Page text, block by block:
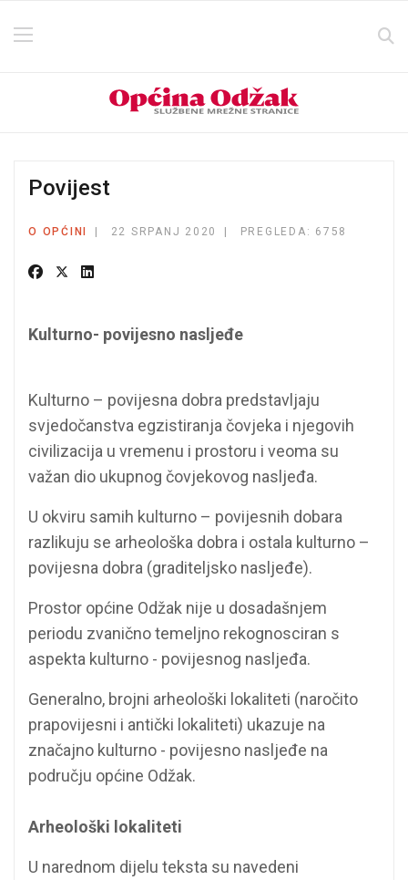
Povijest
O OPĆINI 22 SRPANJ 2020 PREGLEDA: 6758
Kulturno- povijesno nasljeđe
Kulturno – povijesna dobra predstavljaju
svjedočanstva egzistiranja čovjeka i njegovih
civilizacija u vremenu i prostoru i veoma su
važan dio ukupnog čovjekovog nasljeđa.
U okviru samih kulturno – povijesnih dobara
razlikuju se arheološka dobra i ostala kulturno –
povijesna dobra (graditeljsko nasljeđe).
Prostor općine Odžak nije u dosadašnjem
periodu zvanično temeljno rekognosciran s
aspekta kulturno - povijesnog nasljeđa.
Generalno, brojni arheološki lokaliteti (naročito
prapovijesni i antički lokaliteti) ukazuje na
značajno kulturno - povijesno nasljeđe na
području općine Odžak.
Arheološki lokaliteti
U narednom dijelu teksta su navedeni